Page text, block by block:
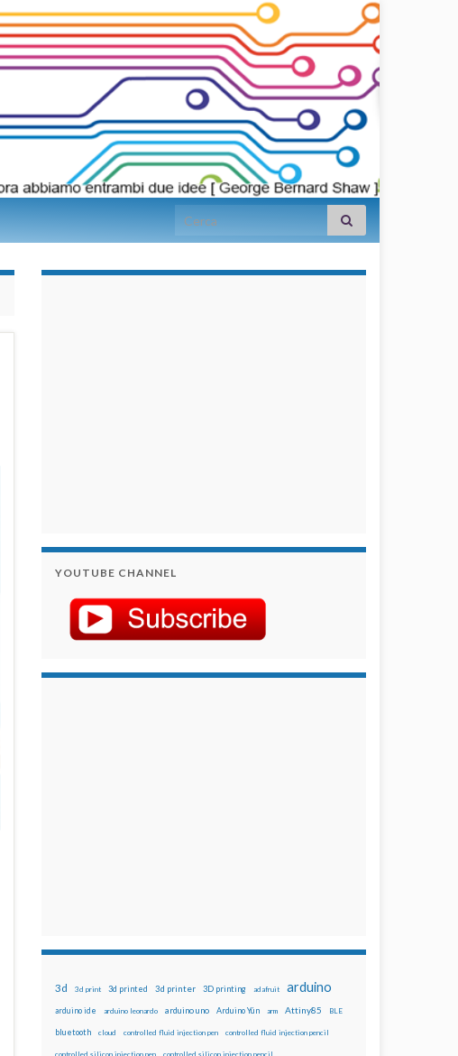
Search for:
YOUTUBE CHANNEL
3d 3d print 3d printed 3d printer 3D printing adafruit arduino
arduino ide arduino leonardo arduino uno Arduino Yún arm Attiny85 BLE
bluetooth cloud controlled fluid injection pen controlled fluid injection pencil